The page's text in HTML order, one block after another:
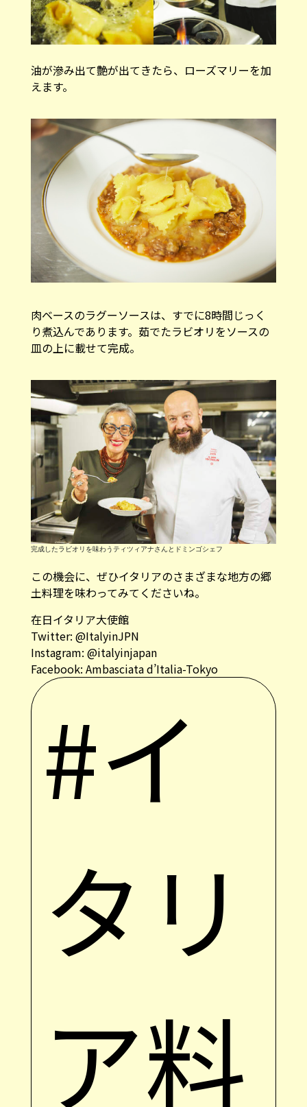
油が滲み出て艶が出てきたら、ローズマリーを加
えます。
肉ベースのラグーソースは、すでに8時間じっく
り煮込んであります。茹でたラビオリをソースの
皿の上に載せて完成。
完成したラビオリを味わうティツィアナさんとドミンゴシェフ
この機会に、ぜひイタリアのさまざまな地方の郷
土料理を味わってみてくださいね。
在日イタリア大使館
Twitter: @ItalyinJPN
Instagram: @italyinjapan
Facebook: Ambasciata d’Italia-Tokyo
#イ
タリ
ア料